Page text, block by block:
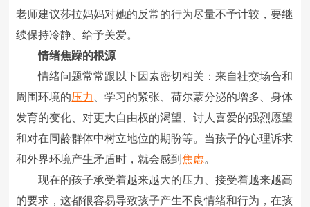
老师建议莎拉妈妈对她的反常的行为尽量不予计较，要继
续保持冷静、给予关爱。
情绪焦躁的根源
情绪问题常常跟以下因素密切相关：来自社交场合和
周围环境的压力
、学习的紧张、荷尔蒙分泌的增多、身体
发育的变化、对更大自由权的渴望、讨人喜爱的强烈愿望
和对在同龄群体中树立地位的期盼等。当孩子的心理诉求
和外界环境产生矛盾时，就会感到焦虑。
现在的孩子承受着越来越大的压力、接受着越来越高
的要求，这都很容易导致孩子产生不良情绪和行为，在孩